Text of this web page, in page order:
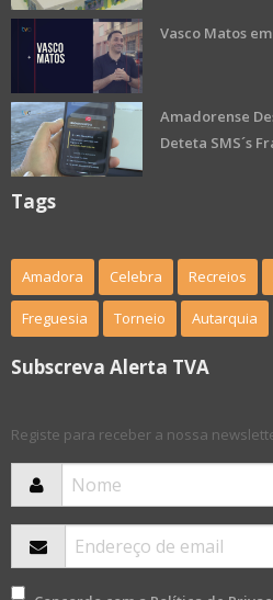
Vasco Matos
Amadorense
Deteta SMS´s
Tags
Amadora Celebra Recreios
Freguesia Torneio Autarquia
Subscreva Alerta TVA
Registe para receber a nossa